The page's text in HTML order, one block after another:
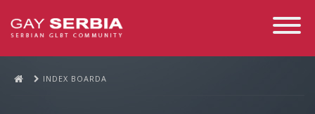
Toggle
INDEX BOARDA